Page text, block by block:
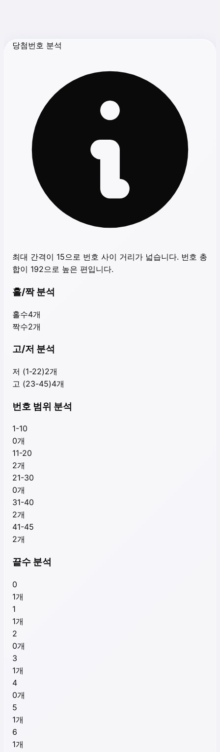
당첨번호 분석
최대 간격이 15으로 번호 사이 거리가 넓습니다. 번호 총
합이 192으로 높은 편입니다.
홀/짝 분석
홀수4개
짝수2개
고/저 분석
저 (1-22)2개
고 (23-45)4개
번호 범위 분석
1-10
0개
11-20
2개
21-30
0개
31-40
2개
41-45
2개
끝수 분석
0
1개
1
1개
2
0개
3
1개
4
0개
5
1개
6
1개